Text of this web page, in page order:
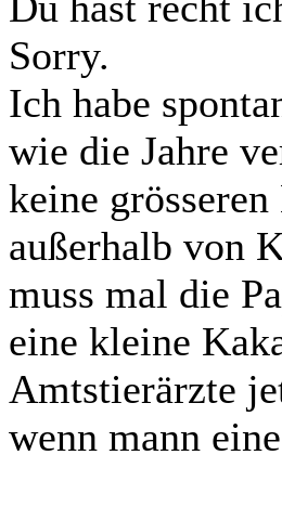
Sorry.
Ich habe
wie die Jahre
keine
außerhalb von
muss mal die
eine kleine
Amtstierärzte
wenn mann